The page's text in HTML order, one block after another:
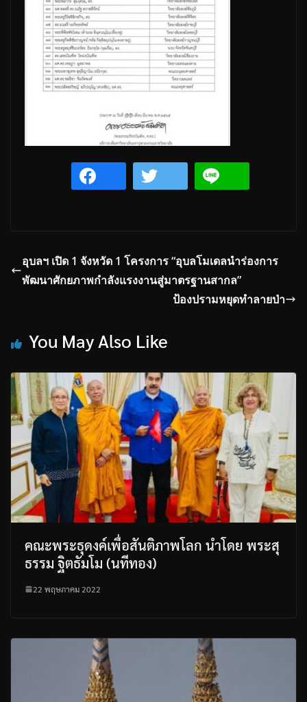
อุบลฯ เปิด 1 จังหวัด 1 โครงการ “อุบลโมเดลนำร่องการ
พัฒนาศักยภาพกำลังแรงงานสู่มาตรฐานสากล”
ป้องปรามหยุดทำลายป่า
You May Also Like
คณะพระธุดงค์เพื่อสันติภาพโลก นำโดย พระสุ
ธรรม ฐิตธัมโม (นทีทอง)
22 พฤษภาคม 2022